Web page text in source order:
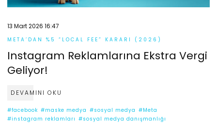
13 Mart 2026 16:47
META’DAN %5 “LOCAL FEE” KARARI (2026)
Instagram Reklamlarına Ekstra Vergi
Geliyor!
DEVAMINI OKU
#facebook #maske medya #sosyal medya #Meta
#instagram reklamları #sosyal medya danışmanlığı